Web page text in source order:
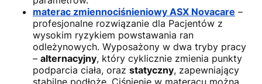
materac zmiennociśnieniowy ASX Novacare –
profesjonalne rozwiązanie dla Pacjentów z
wysokim ryzykiem powstawania ran
odleżynowych. Wyposażony w dwa tryby pracy
– alternacyjny, który cyklicznie zmienia punkty
podparcia ciała, oraz statyczny, zapewniający